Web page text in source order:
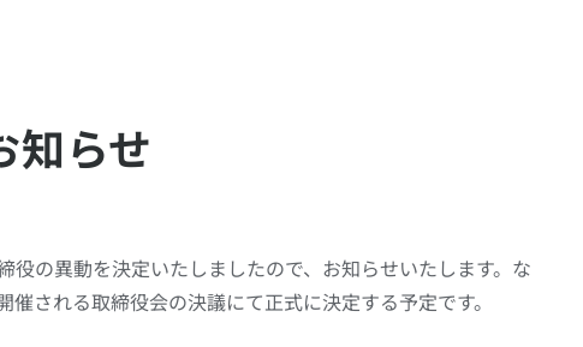
知らせ
の異動を決定いたしましたので、お知らせいたします。な
される取締役会の決議にて正式に決定する予定です。